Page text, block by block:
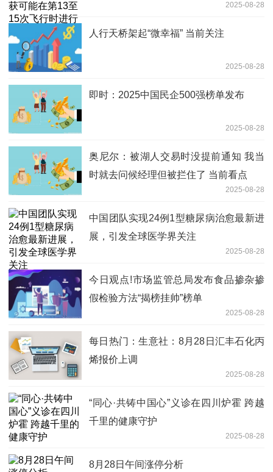
2025-08-28
人行天桥架起“微幸福” 当前关注
2025-08-28
即时：2025中国民企500强榜单发布
2025-08-28
奥尼尔：被湖人交易时没提前通知 我当
时就去问候经理但被拦住了 当前看点
2025-08-28
中国团队实现24例1型糖尿病治愈最新进
展，引发全球医学界关注
2025-08-28
今日观点!市场监管总局发布食品掺杂掺
假检验方法“揭榜挂帅”榜单
2025-08-28
每日热门：生意社：8月28日汇丰石化丙
烯报价上调
2025-08-28
“同心·共铸中国心”义诊在四川炉霍 跨越
千里的健康守护
2025-08-28
8月28日午间涨停分析